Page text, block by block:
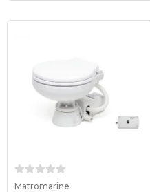
Matromarine